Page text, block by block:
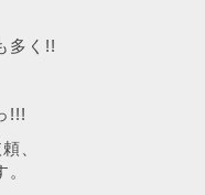
多く!!
!!!
、